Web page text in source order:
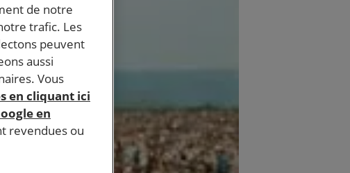
de notre
trafic. Les
peuvent
aussi
Vous
en cliquant ici
en
revendues ou